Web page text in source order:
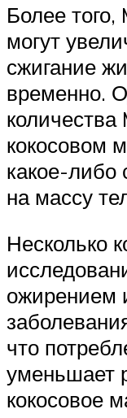
Более того,
могут
сжигание
временно.
кокосовом
какое-либо
на массу
Несколько
ожирением
что
уменьшает
кокосовое